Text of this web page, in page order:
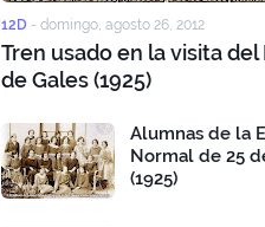
12D - domingo, agosto 26, 2012
Tren usado en la visita del
de Gales (1925)
Alumnas de la
Normal de 25
(1925)